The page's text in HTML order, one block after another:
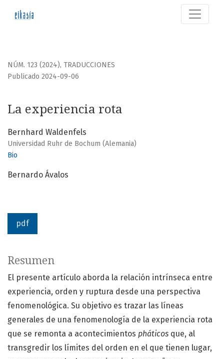
NÚM. 123 (2024), TRADUCCIONES
La experiencia rota
Publicado 2024-09-06
Bernhard Waldenfels
Universidad Ruhr de Bochum (Alemania)
Bio
Bernardo Ávalos
pdf
Resumen
El presente artículo aborda la relación intrínseca entre
experiencia, orden y ruptura desde una perspectiva
fenomenológica. Su objetivo es trazar las líneas
generales de una fenomenología de la experiencia rota
que se remonta a acontecimientos pháticos que, al
transgredir los límites del orden en el que tienen lugar,